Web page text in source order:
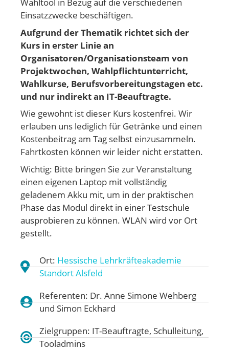
Einsatzzwecke beschäftigen.
Aufgrund der Thematik richtet sich der
Kurs in erster Linie an
Organisatoren/Organisationsteam von
Projektwochen, Wahlpflichtunterricht,
Wahlkurse, Berufsvorbereitungstagen etc.
und nur indirekt an IT-Beauftragte.
Wie gewohnt ist dieser Kurs kostenfrei. Wir
erlauben uns lediglich für Getränke und einen
Kostenbeitrag am Tag selbst einzusammeln.
Fahrtkosten können wir leider nicht erstatten.
Wichtig: Bitte bringen Sie zur Veranstaltung
einen eigenen Laptop mit vollständig
geladenem Akku mit, um in der praktischen
Phase das Modul direkt in einer Testschule
ausprobieren zu können. WLAN wird vor Ort
gestellt.
Ort: Hessische Lehrkräfteakademie
Standort Alsfeld
Referenten: Dr. Anne Simone Wehberg
und Simon Eckhard
Zielgruppen: IT-Beauftragte, Schulleitung,
Tooladmins